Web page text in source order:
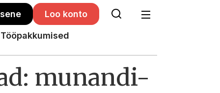
Loo konto
Tööpakkumised
munandi-